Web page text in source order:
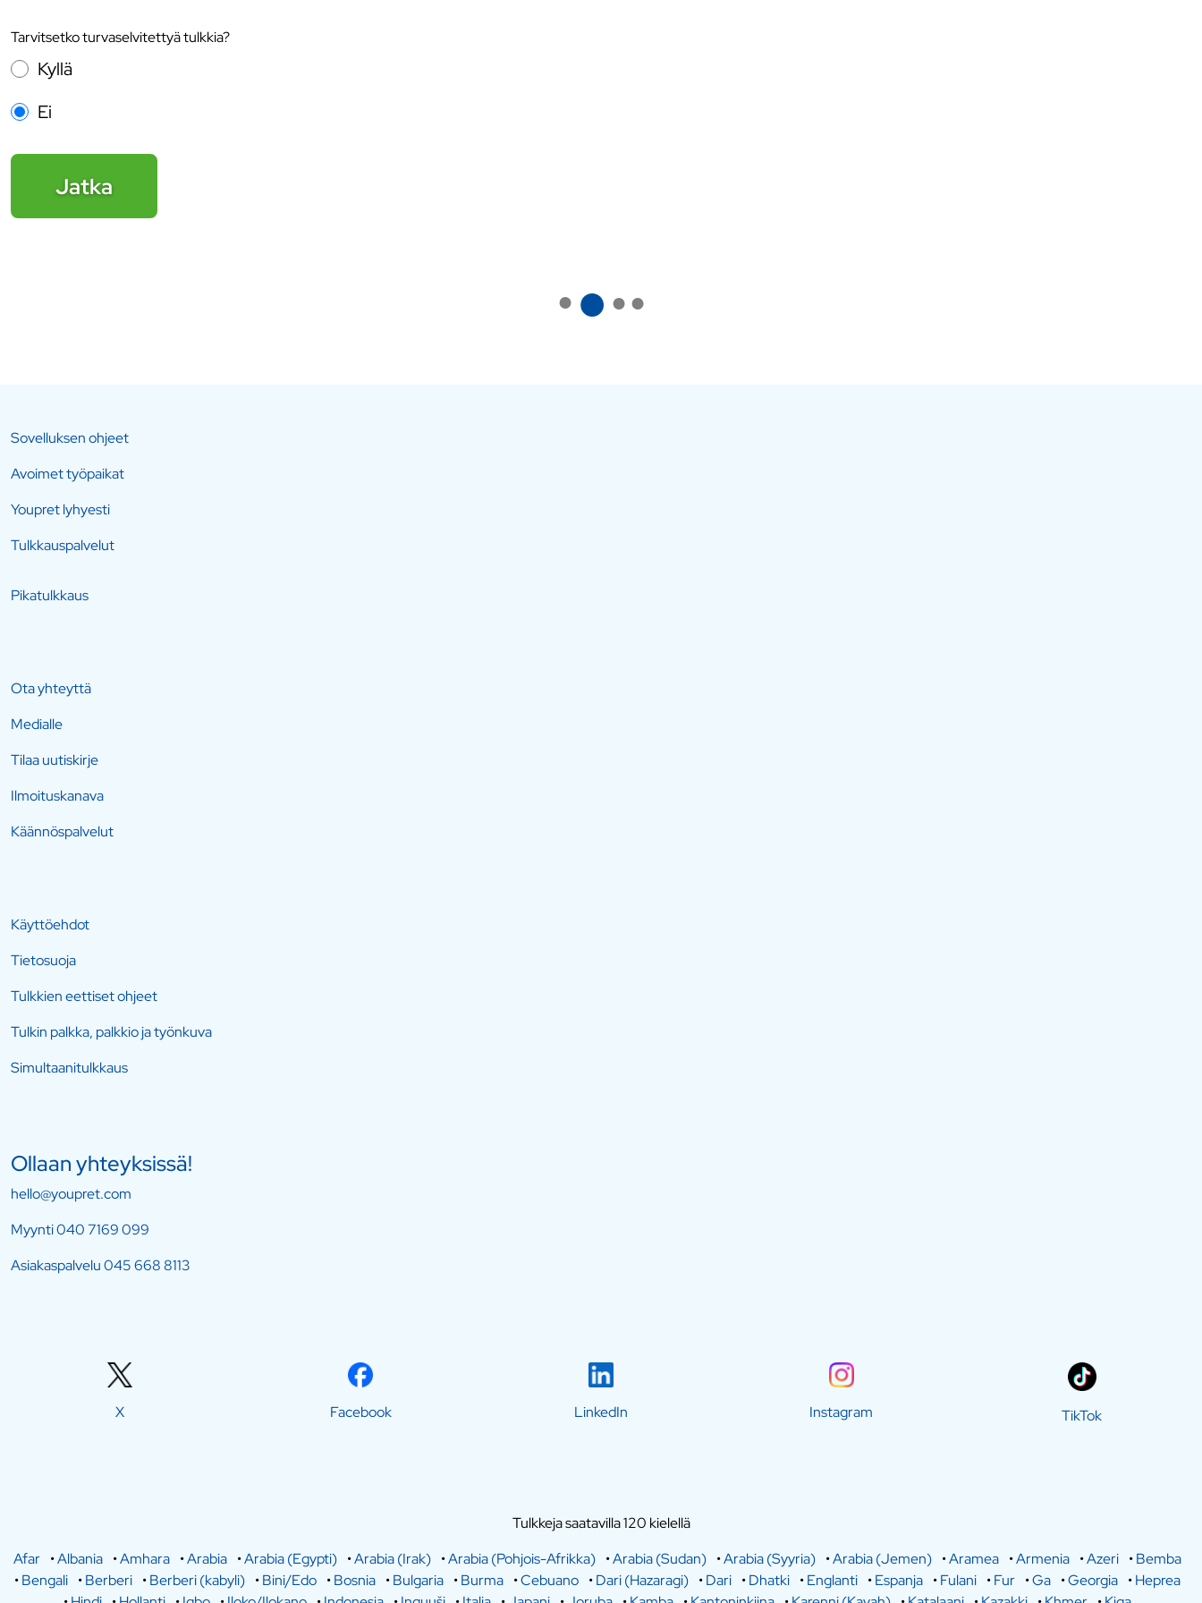
Tarvitsetko turvaselvitettyä tulkkia?
Kyllä
Ei
Jatka
● ● ●●
Sovelluksen ohjeet
Avoimet työpaikat
Youpret lyhyesti
Tulkkauspalvelut
Pikatulkkaus
Ota yhteyttä
Medialle
Tilaa uutiskirje
Ilmoituskanava
Käännöspalvelut
Käyttöehdot
Tietosuoja
Tulkkien eettiset ohjeet
Tulkin palkka, palkkio ja työnkuva
Simultaanitulkkaus
Ollaan yhteyksissä!
hello@youpret.com
Myynti040 7169 099
Asiakaspalvelu045 668 8113
X Facebook LinkedIn Instagram TikTok
Tulkkeja saatavilla 120 kielellä
Afar •Albania •Amhara •Arabia •Arabia (Egypti) •Arabia (Irak) •Arabia (Pohjois-Afrikka) •Arabia (Sudan) •Arabia (Syyria) •Arabia (Jemen) •Aramea •Armenia •Azeri •Bemba
•Bengali •Berberi •Berberi (kabyli) •Bini/Edo •Bosnia •Bulgaria •Burma •Cebuano •Dari (Hazaragi) •Dari •Dhatki •Englanti •Espanja •Fulani •Fur •Ga •Georgia •Heprea